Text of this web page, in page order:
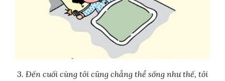
3. Đến cuối cùng tôi cũng chẳng thể sống như thế, tôi